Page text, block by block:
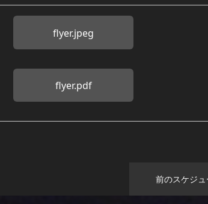
flyer.jpeg
flyer.pdf
前のスケジ